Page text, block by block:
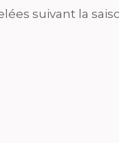
suivant la